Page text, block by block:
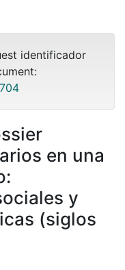
identificador
en una
y
(siglos